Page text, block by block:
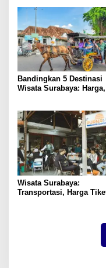
Bandingkan 5 Destinasi
Wisata Surabaya: Harga,
Wisata Surabaya:
Transportasi, Harga